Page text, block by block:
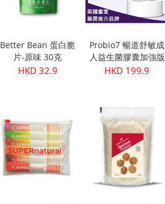
Better Bean 蛋白脆
片-原味 30克
HKD 32.9
Probio7 暢道舒敏成
人益生菌膠囊加強版
(30粒 )
HKD 199.9